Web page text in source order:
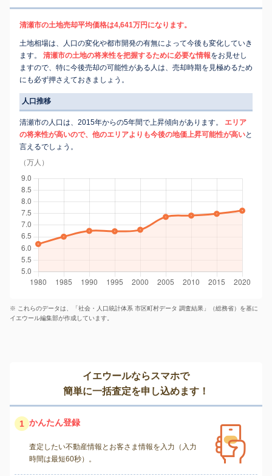
清瀬市の土地売却平均価格は4,641万円になります。
土地相場は、人口の変化や都市開発の有無によって今後も変化していき
ます。
清瀬市の土地の将来性を把握するために必要な情報をお見せし
ますので、特に今後売却の可能性がある人は、売却時期を見極めるため
にも必ず押さえておきましょう。
人口推移
清瀬市の人口は、2015年からの5年間で上昇傾向があります。
エリア
の将来性が高いので、他のエリアよりも今後の地価上昇可能性が高いと
言えるでしょう。
（万人）
※ これらのデータは、「社会・人口統計体系 市区町村データ 調査結果」（総務省）を基に
イエウール編集部が作成しています。
イエウールならスマホで
簡単に一括査定を申し込めます！
1 かんたん登録
査定したい不動産情報とお客さま情報を入力（入力
時間は最短60秒）。